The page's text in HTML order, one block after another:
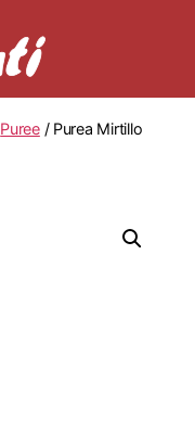
Puree/ Purea Mirtillo